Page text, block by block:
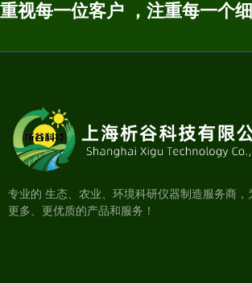
重视每一位客户 ，注重每一个
专业的 生态、农业、环境科研仪器制造服务商，
更多、更优质的产品和服务！